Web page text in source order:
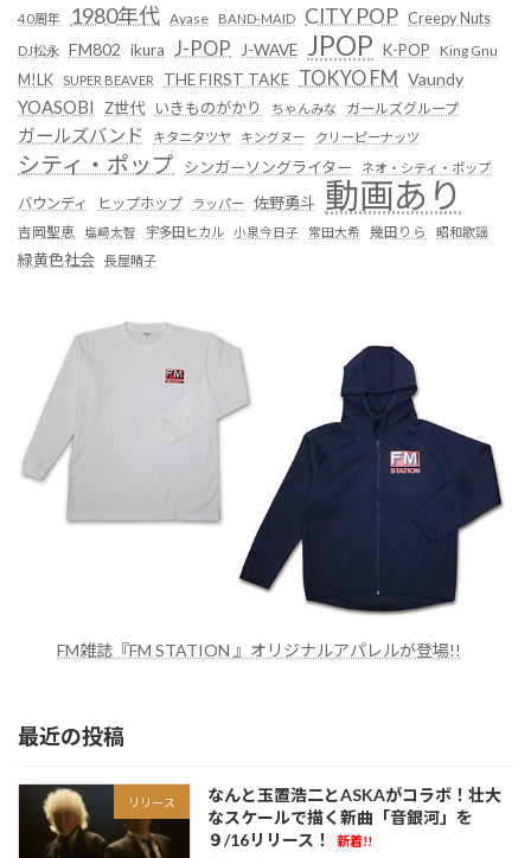
40周年 1980年代 Ayase BAND-MAID CITY POP Creepy Nuts
DJ松永 FM802 ikura J-POP J-WAVE JPOP K-POP
King Gnu
M!LK
SUPER BEAVER THE FIRST TAKE TOKYO FM Vaundy
YOASOBI Z世代 いきものがかり ちゃんみな ガールズグループ
ガールズバンド キタニタツヤ キングヌー クリーピーナッツ
シティ・ポップ シンガーソングライター ネオ・シティ・ポップ
バウンディ ヒップホップ ラッパー 佐野勇斗 動画あり
吉岡聖恵 塩﨑太智 宇多田ヒカル 小泉今日子 常田大希 幾田りら 昭和歌謡
緑黄色社会 長屋晴子
FM雑誌『FM STATION 』オリジナルアパレルが登場!!
最近の投稿
リリース
なんと玉置浩二とASKAがコラボ！壮大
なスケールで描く新曲「音銀河」を
９/16リリース！
新着!!